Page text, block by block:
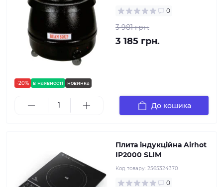
-20% в наявності новинка
0
3 981 грн.
3 185 грн.
До кошика
Плита індукційна Airhot
IP2000 SLIM
Код товару: 2565324370
0